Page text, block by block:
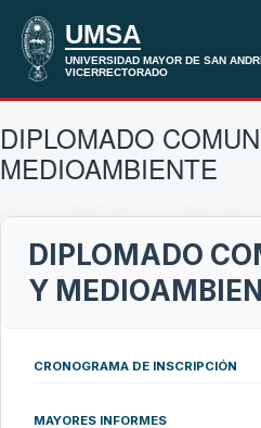
DIPLOMADO
MEDIOAMBIENTE
DIPLOMADO
Y
CRONOGRAMA DE INSCRIPCIÓN
MAYORES INFORMES